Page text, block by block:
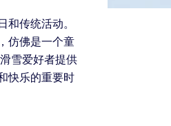
传统活动。
仿佛是一个童
雪爱好者提供
快乐的重要时